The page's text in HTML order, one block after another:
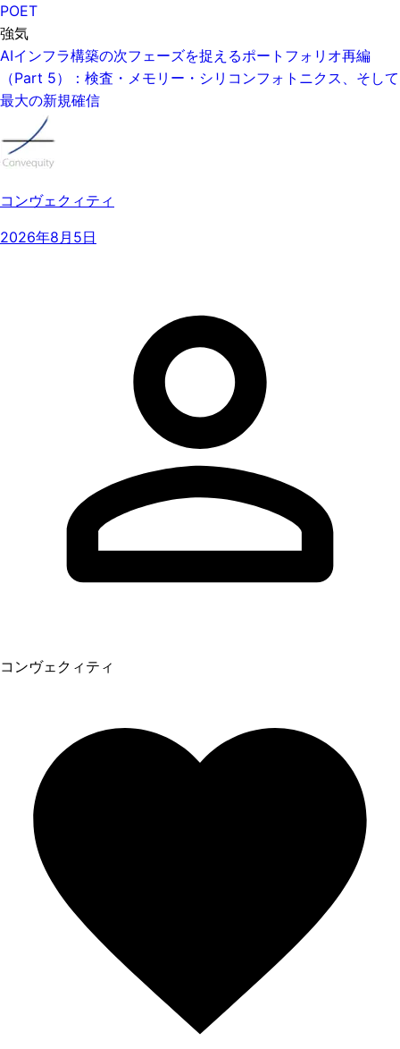
POET
強気
AIインフラ構築の次フェーズを捉えるポートフォリオ再編
（Part 5）：検査・メモリー・シリコンフォトニクス、そして
最大の新規確信
コンヴェクィティ
2026年8月5日
コンヴェクィティ